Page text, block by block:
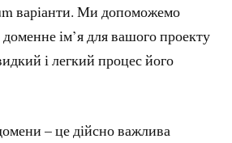
варіанти. Ми допоможемо
доменне ім’я для вашого проекту
і легкий процес його
– це дійсно важлива